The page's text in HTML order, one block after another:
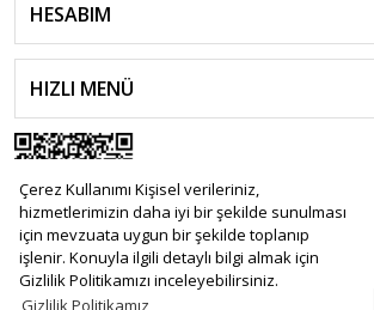
Çerez Kullanımı Kişisel verileriniz,
hizmetlerimizin daha iyi bir şekilde sunulması
için mevzuata uygun bir şekilde toplanıp
işlenir. Konuyla ilgili detaylı bilgi almak için
Gizlilik Politikamızı inceleyebilirsiniz.
HESABIM
HIZLI MENÜ